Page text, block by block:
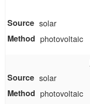
solar
photovoltaic
solar
photovoltaic